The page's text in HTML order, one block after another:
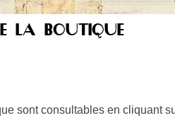
LA BOUTIQUE
sont consultables en cliquant